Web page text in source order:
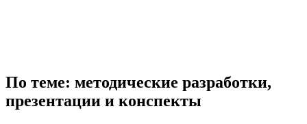
По теме: методические разработки,
презентации и конспекты